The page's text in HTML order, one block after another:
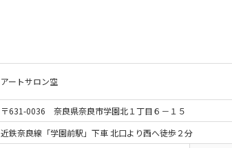
アートサロン空
〒631-0036 奈良県奈良市学園北１丁目６－１５
近鉄奈良線「学園前駅」下車 北口より西へ徒歩２分